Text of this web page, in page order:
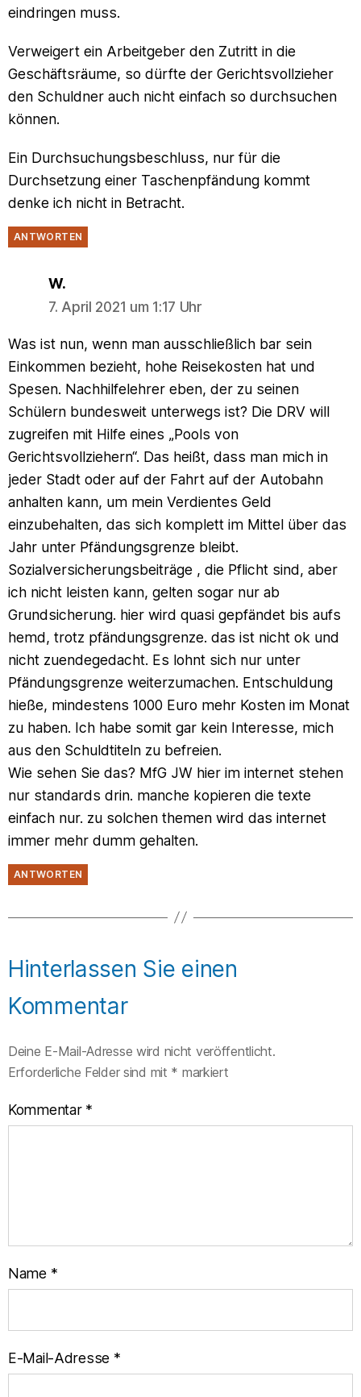
eindringen muss.
Verweigert ein Arbeitgeber den Zutritt in die
Geschäftsräume, so dürfte der Gerichtsvollzieher
den Schuldner auch nicht einfach so durchsuchen
können.
Ein Durchsuchungsbeschluss, nur für die
Durchsetzung einer Taschenpfändung kommt
denke ich nicht in Betracht.
ANTWORTEN
W.says:
7. April 2021 um 1:17 Uhr
Was ist nun, wenn man ausschließlich bar sein
Einkommen bezieht, hohe Reisekosten hat und
Spesen. Nachhilfelehrer eben, der zu seinen
Schülern bundesweit unterwegs ist? Die DRV will
zugreifen mit Hilfe eines „Pools von
Gerichtsvollziehern“. Das heißt, dass man mich in
jeder Stadt oder auf der Fahrt auf der Autobahn
anhalten kann, um mein Verdientes Geld
einzubehalten, das sich komplett im Mittel über das
Jahr unter Pfändungsgrenze bleibt.
Sozialversicherungsbeiträge , die Pflicht sind, aber
ich nicht leisten kann, gelten sogar nur ab
Grundsicherung. hier wird quasi gepfändet bis aufs
hemd, trotz pfändungsgrenze. das ist nicht ok und
nicht zuendegedacht. Es lohnt sich nur unter
Pfändungsgrenze weiterzumachen. Entschuldung
hieße, mindestens 1000 Euro mehr Kosten im Monat
zu haben. Ich habe somit gar kein Interesse, mich
aus den Schuldtiteln zu befreien.
Wie sehen Sie das? MfG JW hier im internet stehen
nur standards drin. manche kopieren die texte
einfach nur. zu solchen themen wird das internet
immer mehr dumm gehalten.
ANTWORTEN
Hinterlassen Sie einen
Kommentar
Deine E-Mail-Adresse wird nicht veröffentlicht.
Erforderliche Felder sind mit * markiert
Kommentar *
Name *
E-Mail-Adresse *